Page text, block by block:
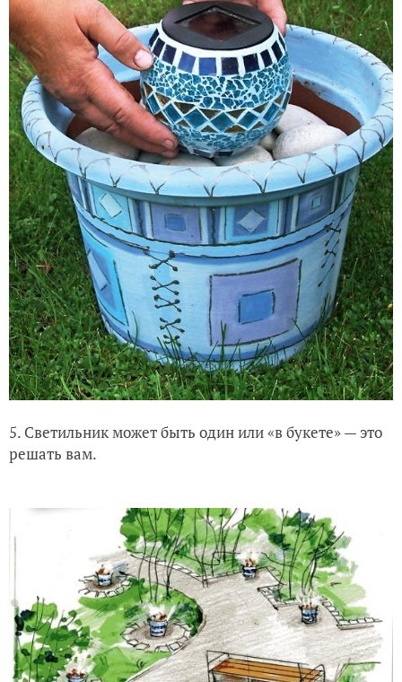
5. Светильник может быть один или «в букете» — это
решать вам.